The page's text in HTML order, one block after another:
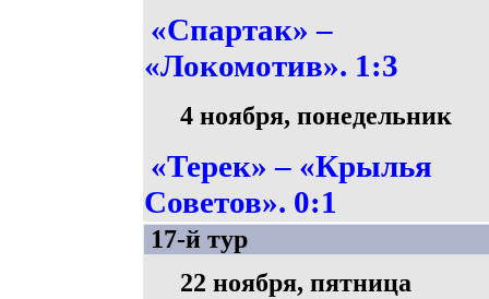
«Спартак» –
«Локомотив». 1:3
4 ноября, понедельник
«Терек» – «Крылья
Советов». 0:1
17-й тур
22 ноября, пятница